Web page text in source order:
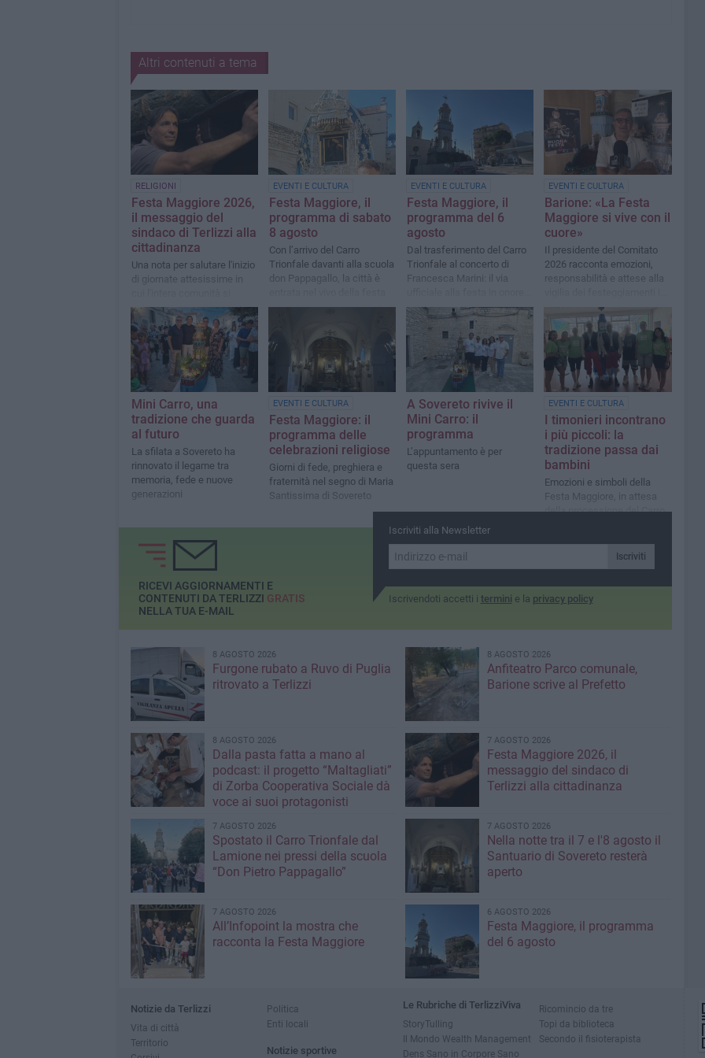
Altri contenuti a tema
RELIGIONI
Festa Maggiore 2026,
il messaggio del
sindaco di Terlizzi alla
cittadinanza
Una nota per salutare l'inizio
di giornate attesissime in
ritroveà nel nome di Maria
SS di Sovereto
EVENTI E CULTURA
Festa Maggiore, il
programma di sabato
8 agosto
Con l’arrivo del Carro
Trionfale davanti alla scuola
don Pappagallo, la città è
EVENTI E CULTURA
Festa Maggiore, il
programma del 6
agosto
Dal trasferimento del Carro
Trionfale al concerto di
Francesca Marini: il via
di Maria SS. di Sovereto
EVENTI E CULTURA
Barione: «La Festa
Maggiore si vive con il
cuore»
Il presidente del Comitato
2026 racconta emozioni,
responsabilità e attese alla
onore di Maria SS di
Sovereto
Mini Carro, una
tradizione che guarda
al futuro
La sfilata a Sovereto ha
rinnovato il legame tra
memoria, fede e nuove
generazioni
EVENTI E CULTURA
Festa Maggiore: il
programma delle
celebrazioni religiose
Giorni di fede, preghiera e
fraternità nel segno di Maria
Santissima di Sovereto
A Sovereto rivive il
Mini Carro: il
programma
L’appuntamento è per
questa sera
EVENTI E CULTURA
I timonieri incontrano
i più piccoli: la
tradizione passa dai
bambini
Emozioni e simboli della
Festa Maggiore, in attesa
della processione del Carro
Iscriviti alla Newsletter
Iscriviti
Iscrivendoti accetti i termini e la privacy policy
RICEVI AGGIORNAMENTI E
CONTENUTI DA TERLIZZI GRATIS
NELLA TUA E-MAIL
8 AGOSTO 2026
Furgone rubato a Ruvo di Puglia
ritrovato a Terlizzi
8 AGOSTO 2026
Anfiteatro Parco comunale,
Barione scrive al Prefetto
8 AGOSTO 2026
Dalla pasta fatta a mano al
podcast: il progetto “Maltagliati”
di Zorba Cooperativa Sociale dà
voce ai suoi protagonisti
7 AGOSTO 2026
Festa Maggiore 2026, il
messaggio del sindaco di
Terlizzi alla cittadinanza
7 AGOSTO 2026
Spostato il Carro Trionfale dal
Lamione nei pressi della scuola
“Don Pietro Pappagallo”
7 AGOSTO 2026
Nella notte tra il 7 e l'8 agosto il
Santuario di Sovereto resterà
aperto
7 AGOSTO 2026
All’Infopoint la mostra che
racconta la Festa Maggiore
6 AGOSTO 2026
Festa Maggiore, il programma
del 6 agosto
Notizie da Terlizzi
Vita di città
Territorio
Politica
Enti locali
Notizie sportive
Le Rubriche di TerlizziViva
StoryTulling
Il Mondo Wealth Management
Dens Sano in Corpore Sano
Ricomincio da tre
Topi da biblioteca
Secondo il fisioterapista